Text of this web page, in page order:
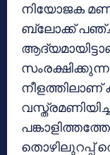
നിയോജക
ബ്ലോക്ക്
നീളത്തിലാണ്
തൊഴിലുറപ്പ്